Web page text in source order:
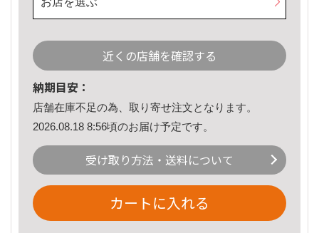
近くの店舗を確認する
納期目安：
店舗在庫不足の為、取り寄せ注文となります。
2026.08.18 8:56頃のお届け予定です。
受け取り方法・送料について
カートに入れる